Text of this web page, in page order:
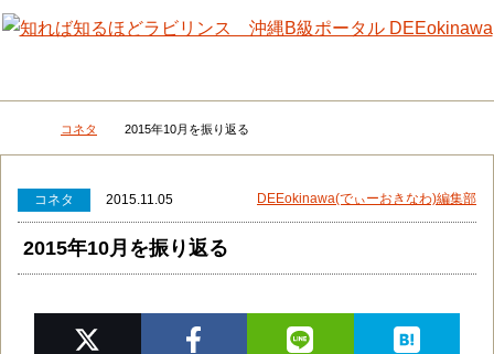
メニュー 検
DEEokinawaトップ
コネタ 2015年10月を振り返る
コネタ 2015.11.05 DEEokinawa(でぃーおきなわ)編集部
2015年10月を振り返る